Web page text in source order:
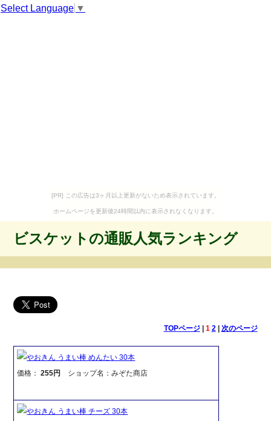
Select Language ▼
[PR] この広告は3ヶ月以上更新がないため表示されています。
ホームページを更新後24時間以内に表示されなくなります。
ビスケットの通販人気ランキング
TOPページ| 1 2| 次のページ
やおきん うまい棒 めんたい 30本
価格：255円 ショップ名：みぞた商店
やおきん うまい棒 チーズ 30本